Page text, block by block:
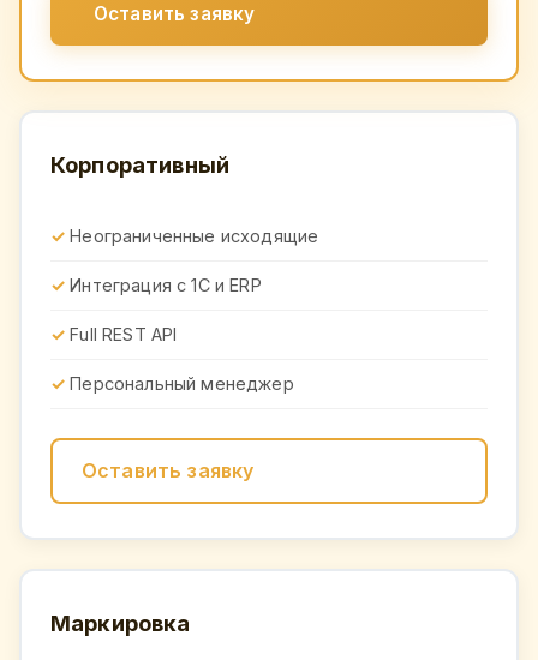
Оставить заявку
Корпоративный
Неограниченные исходящие
Интеграция с 1С и ERP
Full REST API
Персональный менеджер
Оставить заявку
Маркировка